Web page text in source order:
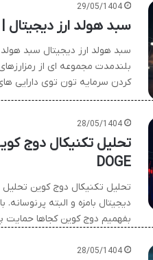
29/05/1404
سبد هولد ارز
سبد هولد ارز دیجیتال سبد
بلندمدت مجموعه ای از
کردن سرمایه تون توی دارایی
28/05/1404
تحلیل تکنیکال دوج
DOGE
تحلیل تکنیکال دوج کوین تحلیل
دیجیتال بامزه و البته پرنوسانه.
بفهمیم دوج کوین کجاها حمایت
28/05/1404